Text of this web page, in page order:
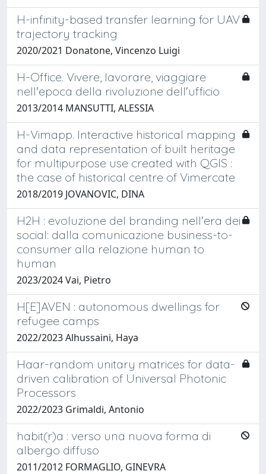
H-infinity-based transfer learning for UAV
trajectory tracking
2020/2021 Donatone, Vincenzo Luigi
H-Office. Vivere, lavorare, viaggiare
nell'epoca della rivoluzione dell'ufficio
2013/2014 MANSUTTI, ALESSIA
H-Vimapp. Interactive historical mapping
and data representation of built heritage
for multipurpose use created with QGIS :
the case of historical centre of Vimercate
2018/2019 JOVANOVIC, DINA
H2H : evoluzione del branding nell'era dei
social: dalla comunicazione business-to-
consumer alla relazione human to
human
2023/2024 Vai, Pietro
H[E]AVEN : autonomous dwellings for
refugee camps
2022/2023 Alhussaini, Haya
Haar-random unitary matrices for data-
driven calibration of Universal Photonic
Processors
2022/2023 Grimaldi, Antonio
habit(r)a : verso una nuova forma di
albergo diffuso
2011/2012 FORMAGLIO, GINEVRA